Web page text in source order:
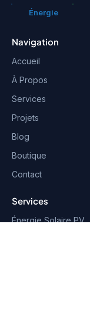
Énergie
Navigation
Accueil
À Propos
Services
Projets
Blog
Boutique
Contact
Services
Énergie Solaire PV